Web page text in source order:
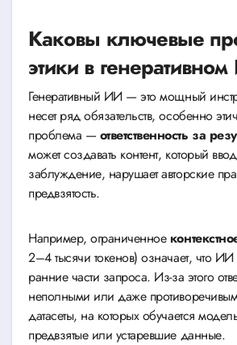
Каковы ключевые
этики в
Генеративный ИИ — это мощный
несет ряд обязательств, особенно
проблема — ответственность за
может создавать контент, который
заблуждение, нарушает авторские
предвзятость.
Например, ограниченное
2–4 тысячи токенов) означает, что ИИ
ранние части запроса. Из-за этого
неполными или даже
датасеты, на которых обучается
предвзятые или устаревшие данные.